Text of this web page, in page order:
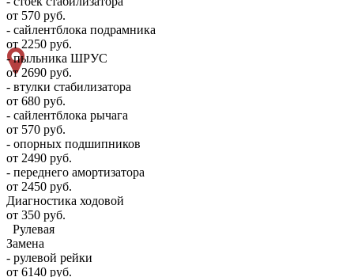
от 570 руб.
- сайлентблока подрамника
от 2250 руб.
- пыльника ШРУС
от 2690 руб.
- втулки стабилизатора
от 680 руб.
- сайлентблока рычага
от 570 руб.
- опорных подшипников
от 2490 руб.
- переднего амортизатора
от 2450 руб.
Диагностика ходовой
от 350 руб.
Рулевая
Замена
- рулевой рейки
от 6140 руб.